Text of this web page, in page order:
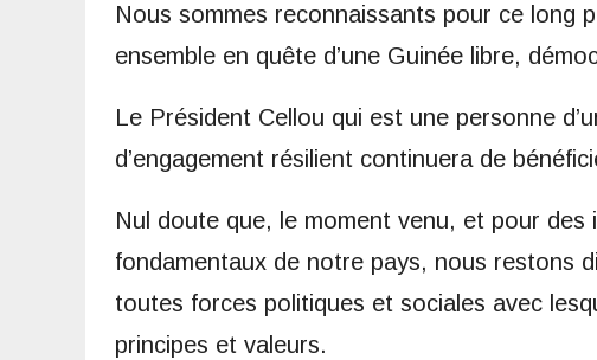
Nous sommes reconnaissants pour ce long
ensemble en quête d’une Guinée libre,
Le Président Cellou qui est une personne
d’engagement résilient continuera de
Nul doute que, le moment venu, et pour
fondamentaux de notre pays, nous restons
toutes forces politiques et sociales avec
principes et valeurs.